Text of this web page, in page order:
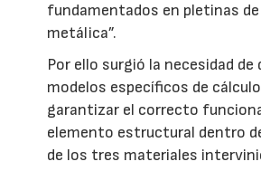
fundamentados en pletinas
metálica”.
Por ello surgió la necesidad de
modelos específicos de
garantizar el correcto
elemento estructural dentro
de los tres materiales